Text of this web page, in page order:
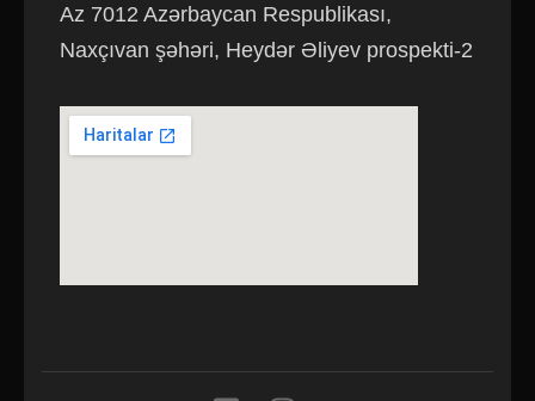
Az 7012 Azərbaycan Respublikası,
Naxçıvan şəhəri, Heydər Əliyev prospekti-2